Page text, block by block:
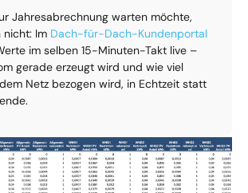
Jahresabrechnung warten möchte,
nicht: Im Dach-für-Dach-Kundenportal
im selben 15-Minuten-Takt live –
gerade erzeugt wird und wie viel
Netz bezogen wird, in Echtzeit statt